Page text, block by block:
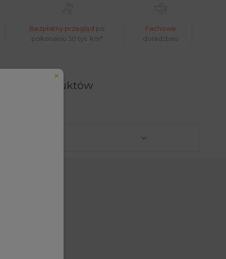
Bezpłatny przegląd po
pokonaniu 50 tys. km*
Fachowe
doradztwo
produktów
w formacie E164